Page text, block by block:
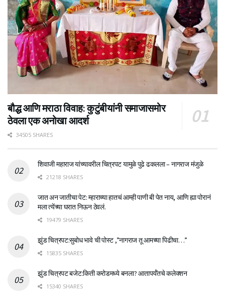
बौद्ध आणि मराठा विवाह: कुटुंबीयांनी समाजासमोर
ठेवला एक अनोखा आदर्श
34505 SHARES
शिवाजी महाराज यांच्यावरील चित्रपट यामुळे पुढे ढकलला – नागराज मंजुळे
21218 SHARES
जात अन जातीचा पेट: म्हाराच्या हातचं आम्ही पाणी बी पेत नाय, आणि ह्या पोरानं
मला त्येंच्या घरात निऊन ठेवलं.
19479 SHARES
झुंड चित्रपट:सुबोध भावे ची पोस्ट ,”नागराज तू आमच्या पिढीचा…”
15835 SHARES
झुंड चित्रपट बजेट:किती करोडमध्ये बनला? आतापर्यँतचे कलेक्शन
15340 SHARES